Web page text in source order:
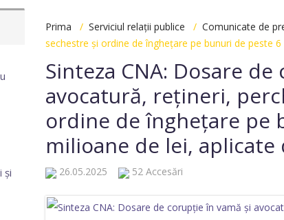
și
Prima / Serviciul relații publice / Comunicate de
sechestre și ordine de înghețare pe bunuri de peste
Sinteza CNA: Dosare
avocatură, rețineri,
ordine de înghețare pe
milioane de lei,
26.05.2025 52 Accesări